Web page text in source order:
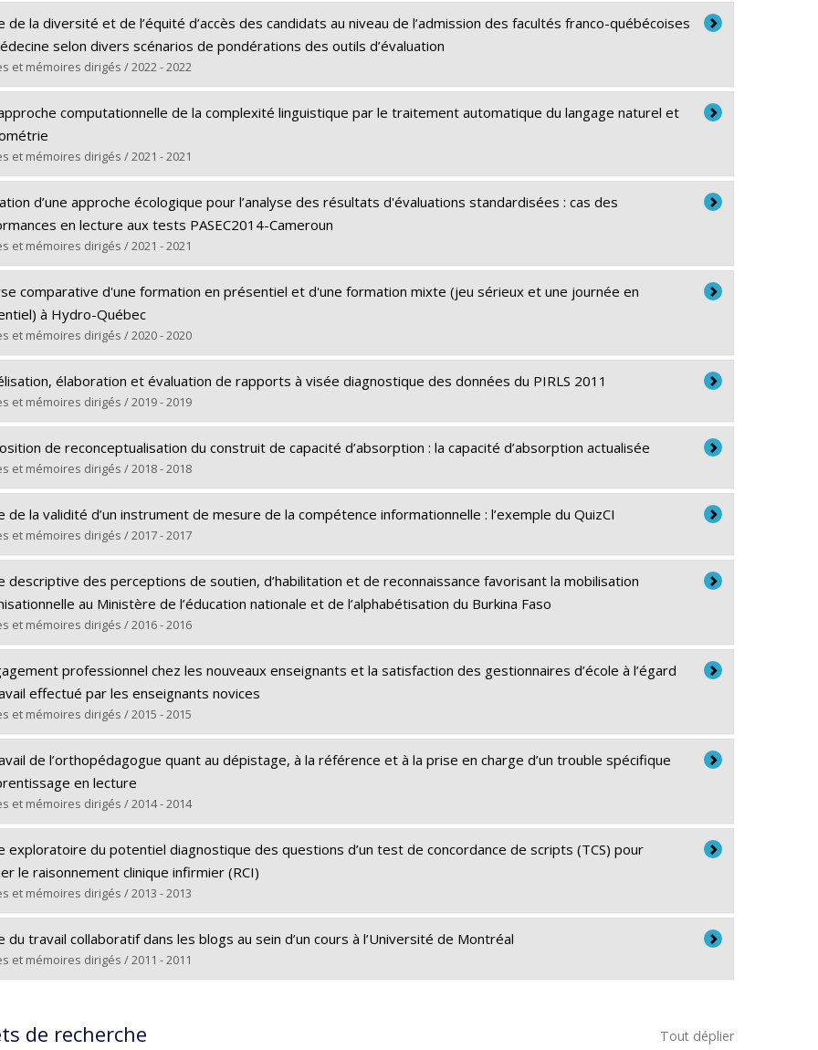
:Vohl, Patricia
:Doctorat
obtenu :Ph. D.
le document dans Papyrus
de la diversité et de l’équité d’accès des candidats au niveau de l’admission des facultés franco-québécoises
selon divers scénarios de pondérations des outils d’évaluation
et mémoires dirigés / 2022 - 2022
:Bahrini, Safa
:Maîtrise
obtenu :M. Sc.
le document dans Papyrus
computationnelle de la complexité linguistique par le traitement automatique du langage naturel et
et mémoires dirigés / 2021 - 2021
:Loignon, Guillaume
:Doctorat
obtenu :Ph. D.
le document dans Papyrus
d’une approche écologique pour l’analyse des résultats d'évaluations standardisées : cas des
en lecture aux tests PASEC2014-Cameroun
et mémoires dirigés / 2021 - 2021
:Alioum
:Maîtrise
obtenu :M.A.
le document dans Papyrus
comparative d'une formation en présentiel et d'une formation mixte (jeu sérieux et une journée en
à Hydro-Québec
et mémoires dirigés / 2020 - 2020
: Leblanc, Gladistonne L.
: Maîtrise
obtenu :M.A.
le document dans Papyrus
élaboration et évaluation de rapports à visée diagnostique des données du PIRLS 2011
et mémoires dirigés / 2019 - 2019
:Duong Thi, Dan Thanh
: Doctorat
obtenu :Ph. D.
le document dans Papyrus
de reconceptualisation du construit de capacité d’absorption : la capacité d’absorption actualisée
et mémoires dirigés / 2018 - 2018
:Gignac, Pierre
: Doctorat
obtenu :Ph. D.
le document dans Papyrus
de la validité d’un instrument de mesure de la compétence informationnelle : l’exemple du QuizCI
et mémoires dirigés / 2017 - 2017
:Séguin, Catherine
:Maîtrise
obtenu :M.A.
le document dans Papyrus
descriptive des perceptions de soutien, d’habilitation et de reconnaissance favorisant la mobilisation
au Ministère de l’éducation nationale et de l’alphabétisation du Burkina Faso
et mémoires dirigés / 2016 - 2016
:Darveau, Jocelyne
:Doctorat
obtenu :Ph. D.
le document dans Papyrus
professionnel chez les nouveaux enseignants et la satisfaction des gestionnaires d’école à l’égard
effectué par les enseignants novices
et mémoires dirigés / 2015 - 2015
:Barroso da Costa, Carla
:Doctorat
obtenu :Ph. D.
le document dans Papyrus
de l’orthopédagogue quant au dépistage, à la référence et à la prise en charge d’un trouble spécifique
en lecture
et mémoires dirigés / 2014 - 2014
:Marcoux, Dominique
:Maîtrise
obtenu :M.A.
le document dans Papyrus
exploratoire du potentiel diagnostique des questions d’un test de concordance de scripts (TCS) pour
le raisonnement clinique infirmier (RCI)
et mémoires dirigés / 2013 - 2013
:Dumont, Katia
: Maîtrise
obtenu :M.A.
du travail collaboratif dans les blogs au sein d’un cours à l’Université de Montréal
et mémoires dirigés / 2011 - 2011
:
Maîtrise
de recherche Tout déplier